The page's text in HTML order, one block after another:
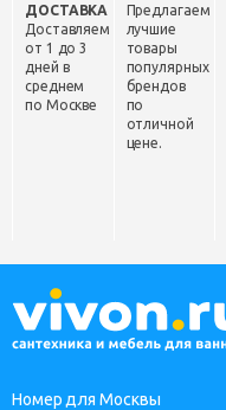
ДОСТАВКА
Доставляем
от 1 до 3
дней в
среднем
по Москве
Предлагаем
лучшие
товары
популярных
брендов
по
отличной
цене.
Номер для Москвы